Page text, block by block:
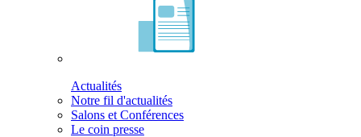
Actualités
Notre fil d'actualités
Salons et Conférences
Le coin presse